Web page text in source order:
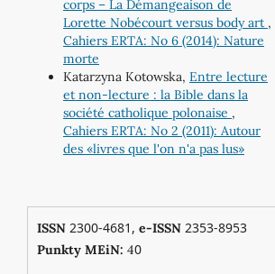
corps – La Démangeaison de
Lorette Nobécourt versus body art ,
Cahiers ERTA: No 6 (2014): Nature
morte
Katarzyna Kotowska, Entre lecture
et non-lecture : la Bible dans la
société catholique polonaise ,
Cahiers ERTA: No 2 (2011): Autour
des «livres que l'on n'a pas lus»
ISSN2300-4681, e-ISSN2353-8953
Punkty MEiN: 40